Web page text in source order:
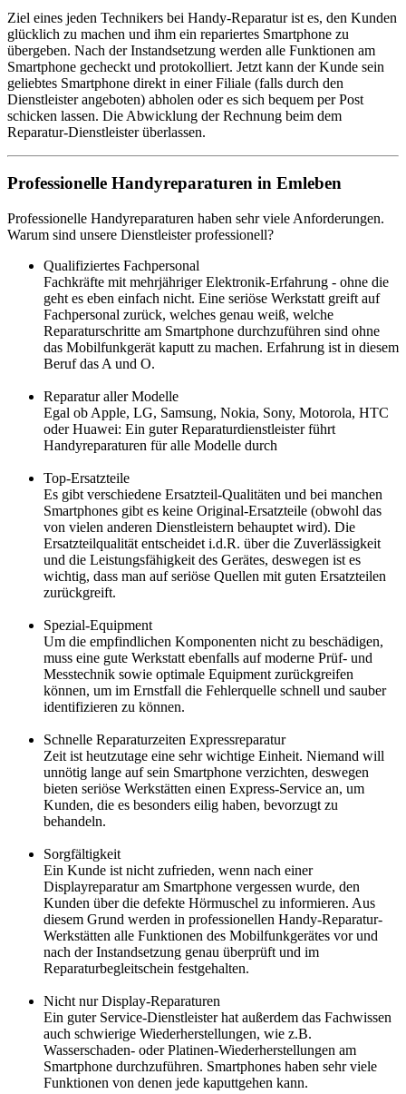
Ziel eines jeden Technikers bei Handy-Reparatur ist es, den Kunden
glücklich zu machen und ihm ein repariertes Smartphone zu
übergeben. Nach der Instandsetzung werden alle Funktionen am
Smartphone gecheckt und protokolliert. Jetzt kann der Kunde sein
geliebtes Smartphone direkt in einer Filiale (falls durch den
Dienstleister angeboten) abholen oder es sich bequem per Post
schicken lassen. Die Abwicklung der Rechnung beim dem
Reparatur-Dienstleister überlassen.
Professionelle Handyreparaturen in Emleben
Professionelle Handyreparaturen haben sehr viele Anforderungen.
Warum sind unsere Dienstleister professionell?
Qualifiziertes Fachpersonal
Fachkräfte mit mehrjähriger Elektronik-Erfahrung - ohne die
geht es eben einfach nicht. Eine seriöse Werkstatt greift auf
Fachpersonal zurück, welches genau weiß, welche
Reparaturschritte am Smartphone durchzuführen sind ohne
das Mobilfunkgerät kaputt zu machen. Erfahrung ist in diesem
Beruf das A und O.
Reparatur aller Modelle
Egal ob Apple, LG, Samsung, Nokia, Sony, Motorola, HTC
oder Huawei: Ein guter Reparaturdienstleister führt
Handyreparaturen für alle Modelle durch
Top-Ersatzteile
Es gibt verschiedene Ersatzteil-Qualitäten und bei manchen
Smartphones gibt es keine Original-Ersatzteile (obwohl das
von vielen anderen Dienstleistern behauptet wird). Die
Ersatzteilqualität entscheidet i.d.R. über die Zuverlässigkeit
und die Leistungsfähigkeit des Gerätes, deswegen ist es
wichtig, dass man auf seriöse Quellen mit guten Ersatzteilen
zurückgreift.
Spezial-Equipment
Um die empfindlichen Komponenten nicht zu beschädigen,
muss eine gute Werkstatt ebenfalls auf moderne Prüf- und
Messtechnik sowie optimale Equipment zurückgreifen
können, um im Ernstfall die Fehlerquelle schnell und sauber
identifizieren zu können.
Schnelle Reparaturzeiten Expressreparatur
Zeit ist heutzutage eine sehr wichtige Einheit. Niemand will
unnötig lange auf sein Smartphone verzichten, deswegen
bieten seriöse Werkstätten einen Express-Service an, um
Kunden, die es besonders eilig haben, bevorzugt zu
behandeln.
Sorgfältigkeit
Ein Kunde ist nicht zufrieden, wenn nach einer
Displayreparatur am Smartphone vergessen wurde, den
Kunden über die defekte Hörmuschel zu informieren. Aus
diesem Grund werden in professionellen Handy-Reparatur-
Werkstätten alle Funktionen des Mobilfunkgerätes vor und
nach der Instandsetzung genau überprüft und im
Reparaturbegleitschein festgehalten.
Nicht nur Display-Reparaturen
Ein guter Service-Dienstleister hat außerdem das Fachwissen
auch schwierige Wiederherstellungen, wie z.B.
Wasserschaden- oder Platinen-Wiederherstellungen am
Smartphone durchzuführen. Smartphones haben sehr viele
Funktionen von denen jede kaputtgehen kann.